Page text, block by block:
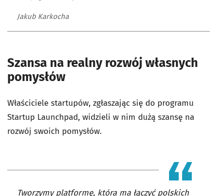
Jakub Karkocha
Szansa na realny rozwój własnych
pomysłów
Właściciele startupów, zgłaszając się do programu
Startup Launchpad, widzieli w nim dużą szansę na
rozwój swoich pomysłów.
Tworzymy platformę, która ma łączyć polskich